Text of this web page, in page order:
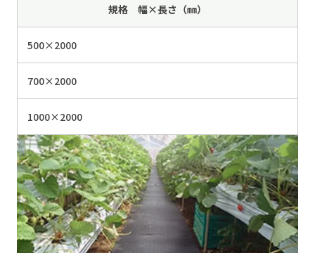
規格 幅×長さ（㎜）
500×2000
700×2000
1000×2000